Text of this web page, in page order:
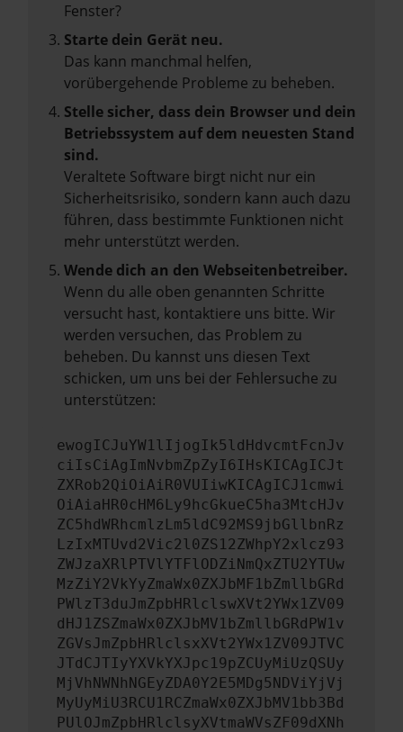
Fenster?
Starte dein Gerät neu.
Das kann manchmal helfen,
vorübergehende Probleme zu beheben.
Stelle sicher, dass dein Browser und dein
Betriebssystem auf dem neuesten Stand
sind.
Veraltete Software birgt nicht nur ein
Sicherheitsrisiko, sondern kann auch dazu
führen, dass bestimmte Funktionen nicht
mehr unterstützt werden.
Wende dich an den Webseitenbetreiber.
Wenn du alle oben genannten Schritte
versucht hast, kontaktiere uns bitte. Wir
werden versuchen, das Problem zu
beheben. Du kannst uns diesen Text
schicken, um uns bei der Fehlersuche zu
unterstützen:
ewogICJuYW1lIjogIk5ldHdvcmtFcnJv
ciIsCiAgImNvbmZpZyI6IHsKICAgICJt
ZXRob2QiOiAiR0VUIiwKICAgICJ1cmwi
OiAiaHR0cHM6Ly9hcGkueC5ha3MtcHJv
ZC5hdWRhcmlzLm5ldC92MS9jbGllbnRz
LzIxMTUvd2Vic2l0ZS12ZWhpY2xlcz93
ZWJzaXRlPTVlYTFlODZiNmQxZTU2YTUw
MzZiY2VkYyZmaWx0ZXJbMF1bZmllbGRd
PWlzT3duJmZpbHRlclswXVt2YWx1ZV09
dHJ1ZSZmaWx0ZXJbMV1bZmllbGRdPW1v
ZGVsJmZpbHRlclsxXVt2YWx1ZV09JTVC
JTdCJTIyYXVkYXJpc19pZCUyMiUzQSUy
MjVhNWNhNGEyZDA0Y2E5MDg5NDViYjVj
MyUyMiU3RCU1RCZmaWx0ZXJbMV1bb3Bd
PUlOJmZpbHRlclsyXVtmaWVsZF09dXNh